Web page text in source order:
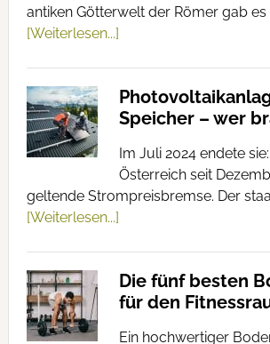
antiken Götterwelt der Römer gab es
[Weiterlesen...]
Speicher – wer
Im Juli 2024 endete
Österreich seit
geltende Strompreisbremse. Der
[Weiterlesen...]
Die fünf besten
für den
Ein hochwertiger